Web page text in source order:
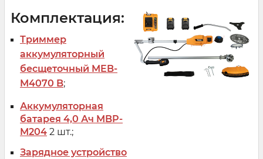
Комплектация:
Триммер
аккумуляторный
бесщеточный MEB-
M4070 B;
Аккумуляторная
батарея 4,0 Ач MBP-
M204 2 шт.;
Зарядное устройство